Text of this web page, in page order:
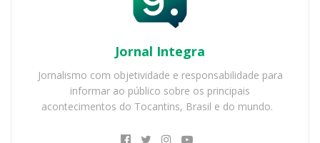
Jornal Integra
Jornalismo com objetividade e responsabilidade para
informar ao público sobre os principais
acontecimentos do Tocantins, Brasil e do mundo.